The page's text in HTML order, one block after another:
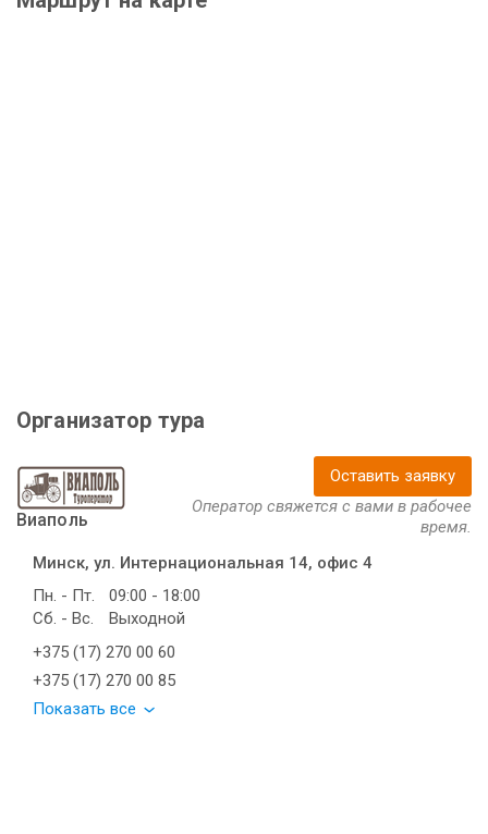
Организатор тура
Виаполь
Оставить заявку
Оператор свяжется с вами в рабочее
время.
Минск, ул. Интернациональная 14, офис 4
Пн. - Пт.
09:00 - 18:00
Сб. - Вс.
Выходной
+375 (17) 270 00 60
+375 (17) 270 00 85
Показать все